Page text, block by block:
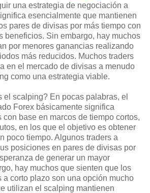
una estrategia de negociación a
esencialmente que mantienen
pares de divisas por más tiempo con
beneficios. Sin embargo, hay muchos
por menores ganancias realizando
más reducidos. Muchos traders
en el mercado de divisas a menudo
como una estrategia viable.
el scalping? En pocas palabras, el
Forex básicamente significa
base en marcos de tiempo cortos,
en los que el objetivo es obtener
poco tiempo. Algunos traders a
posiciones en pares de divisas por
de generar un mayor
hay muchos que sienten que los
a corto plazo son una opción mucho
utilizan el scalping mantienen